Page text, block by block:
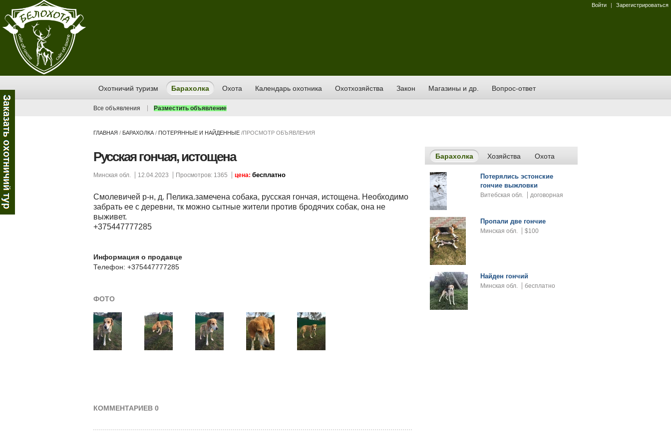
Войти | Зарегистрироваться
Охотничий туризм Барахолка Охота Календарь охотника Охотхозяйства Закон Магазины и др. Вопрос-ответ
Все объявления Разместить объявление
ГЛАВНАЯ / БАРАХОЛКА / ПОТЕРЯННЫЕ И НАЙДЕННЫЕ /ПРОСМОТР ОБЪЯВЛЕНИЯ
Русская гончая, истощена
Минская обл. 12.04.2023 Просмотров: 1365 цена: бесплатно
Смолевичей р-н, д. Пелика.замечена собака, русская гончая, истощена. Необходимо
забрать ее с деревни, тк можно сытные жители против бродячих собак, она не
выживет.
+375447777285
Информация о продавце
Телефон: +375447777285
ФОТО
КОММЕНТАРИЕВ 0
Барахолка Хозяйства Охота
Потерялись эстонские
гончие выжловки
Витебская обл. договорная
Пропали две гончие
Минская обл. $100
Найден гончий
Минская обл. бесплатно